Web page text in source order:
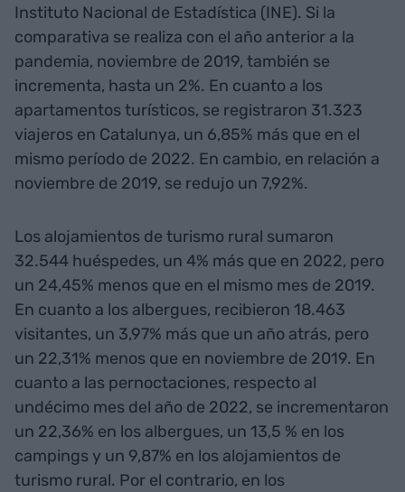
Instituto Nacional de Estadística (INE). Si la
comparativa se realiza con el año anterior a la
pandemia, noviembre de 2019, también se
incrementa, hasta un 2%. En cuanto a los
apartamentos turísticos, se registraron 31.323
viajeros en Catalunya, un 6,85% más que en el
mismo período de 2022. En cambio, en relación a
noviembre de 2019, se redujo un 7,92%.
Los alojamientos de turismo rural sumaron
32.544 huéspedes, un 4% más que en 2022, pero
un 24,45% menos que en el mismo mes de 2019.
En cuanto a los albergues, recibieron 18.463
visitantes, un 3,97% más que un año atrás, pero
un 22,31% menos que en noviembre de 2019. En
cuanto a las pernoctaciones, respecto al
undécimo mes del año de 2022, se incrementaron
un 22,36% en los albergues, un 13,5 % en los
campings y un 9,87% en los alojamientos de
turismo rural. Por el contrario, en los